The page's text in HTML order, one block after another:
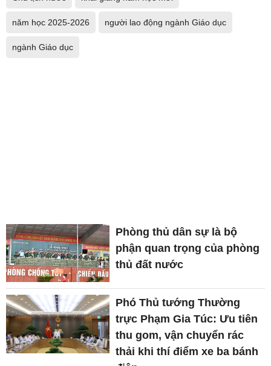
năm học 2025-2026 người lao động ngành Giáo dục
ngành Giáo dục
Phòng thủ dân sự là bộ
phận quan trọng của phòng
thủ đất nước
Phó Thủ tướng Thường
trực Phạm Gia Túc: Ưu tiên
thu gom, vận chuyển rác
thải khi thí điểm xe ba bánh